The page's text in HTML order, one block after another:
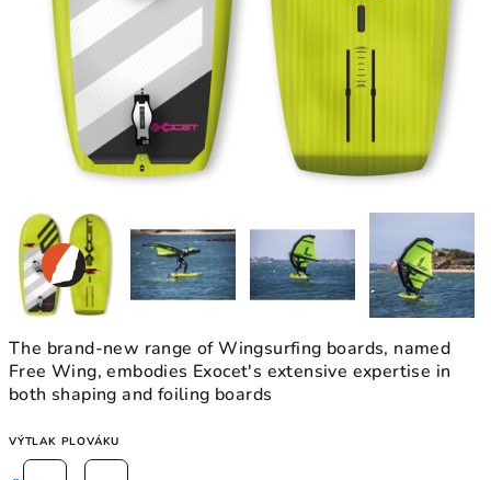
The brand-new range of Wingsurfing boards, named
Free Wing, embodies Exocet's extensive expertise in
both shaping and foiling boards
VÝTLAK PLOVÁKU